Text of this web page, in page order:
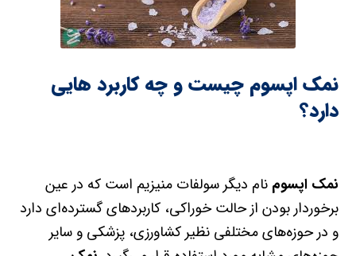
نمک اپسوم چیست و چه کاربرد هایی
دارد؟
نمک اپسوم نام دیگر سولفات منیزیم است که در عین
برخوردار بودن از حالت خوراکی، کاربردهای گسترده‌ای دارد
و در حوزه‌های مختلفی نظیر کشاورزی، پزشکی و سایر